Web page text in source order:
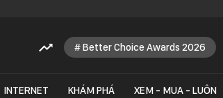
Better Choice Awards 2026
INTERNET KHÁM PHÁ XEM - MUA - LUÔN